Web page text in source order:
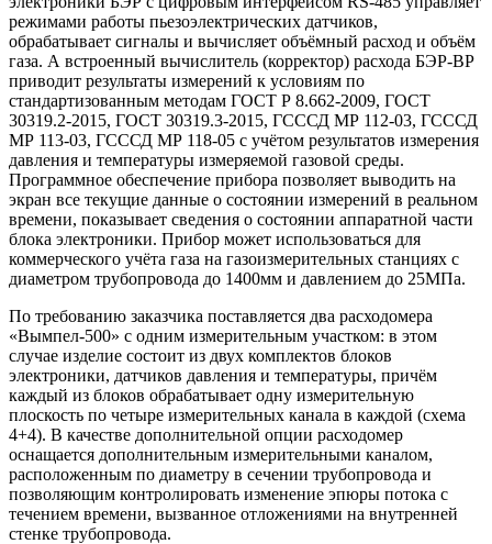
режимами работы пьезоэлектрических датчиков,
обрабатывает сигналы и вычисляет объёмный расход и объём
газа. А встроенный вычислитель (корректор) расхода БЭР-ВР
приводит результаты измерений к условиям по
стандартизованным методам ГОСТ Р 8.662-2009, ГОСТ
30319.2-2015, ГОСТ 30319.3-2015, ГСССД МР 112-03, ГСССД
МР 113-03, ГСССД МР 118-05 с учётом результатов измерения
давления и температуры измеряемой газовой среды.
Программное обеспечение прибора позволяет выводить на
экран все текущие данные о состоянии измерений в реальном
времени, показывает сведения о состоянии аппаратной части
блока электроники. Прибор может использоваться для
коммерческого учёта газа на газоизмерительных станциях с
диаметром трубопровода до 1400мм и давлением до 25МПа.
По требованию заказчика поставляется два расходомера
«Вымпел-500» с одним измерительным участком: в этом
случае изделие состоит из двух комплектов блоков
электроники, датчиков давления и температуры, причём
каждый из блоков обрабатывает одну измерительную
плоскость по четыре измерительных канала в каждой (схема
4+4). В качестве дополнительной опции расходомер
оснащается дополнительным измерительными каналом,
расположенным по диаметру в сечении трубопровода и
позволяющим контролировать изменение эпюры потока с
течением времени, вызванное отложениями на внутренней
стенке трубопровода.